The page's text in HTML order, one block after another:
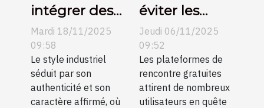
intégrer des
éléments
métalliques
dans un salon
industriel ?
Mardi 18/11/2025
09:58
Le style industriel
séduit par son
authenticité et son
caractère affirmé, où
éviter les
pièges des
plateformes
de rencontre
gratuites ?
Jeudi 06/11/2025
09:52
Les plateformes de
rencontre gratuites
attirent de nombreux
utilisateurs en quête